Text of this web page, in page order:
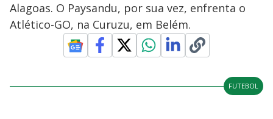
Alagoas. O Paysandu, por sua vez, enfrenta o
Atlético-GO, na Curuzu, em Belém.
FUTEBOL